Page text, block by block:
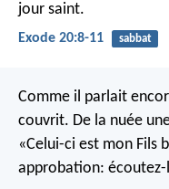
jour saint.
Exode 20:8-11 sabbat
Comme il parlait
couvrit. De la nuée
«Celui-ci est mon Fils
approbation: